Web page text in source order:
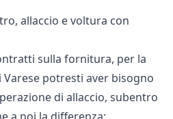
allaccio e voltura con
sulla fornitura, per la
potresti aver bisogno
di allaccio, subentro